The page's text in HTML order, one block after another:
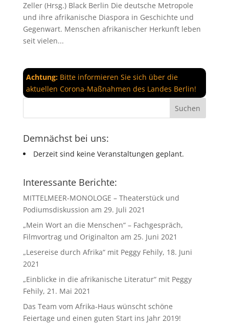
Zeller (Hrsg.) Black Berlin Die deutsche Metropole
und ihre afrikanische Diaspora in Geschichte und
Gegenwart. Menschen afrikanischer Herkunft leben
seit vielen...
Achtung:Bitte informieren Sie sich über die
aktuellen Corona-Maßnahmen des Landes Berlin!
Demnächst bei uns:
Derzeit sind keine Veranstaltungen geplant.
Interessante Berichte:
MITTELMEER-MONOLOGE – Theaterstück und
Podiumsdiskussion am 29. Juli 2021
„Mein Wort an die Menschen“ – Fachgespräch,
Filmvortrag und Originalton am 25. Juni 2021
„Lesereise durch Afrika“ mit Peggy Fehily, 18. Juni
2021
„Einblicke in die afrikanische Literatur“ mit Peggy
Fehily, 21. Mai 2021
Das Team vom Afrika-Haus wünscht schöne
Feiertage und einen guten Start ins Jahr 2019!